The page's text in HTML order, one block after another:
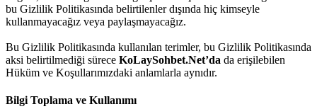
bu Gizlilik Politikasında belirtilenler dışında hiç kimseyle
kullanmayacağız veya paylaşmayacağız.
Bu Gizlilik Politikasında kullanılan terimler, bu Gizlilik Politikasında
aksi belirtilmediği sürece KoLaySohbet.Net’da da erişilebilen
Hüküm ve Koşullarımızdaki anlamlarla aynıdır.
Bilgi Toplama ve Kullanımı